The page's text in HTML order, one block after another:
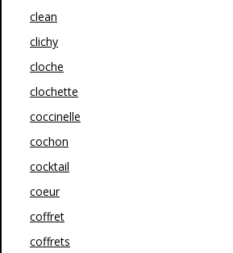
clean
clichy
cloche
clochette
coccinelle
cochon
cocktail
coeur
coffret
coffrets